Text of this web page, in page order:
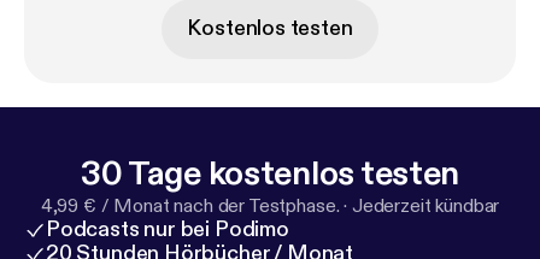
Kostenlos testen
30 Tage kostenlos testen
4,99 € / Monat nach der Testphase. · Jederzeit kündbar
Podcasts nur bei Podimo